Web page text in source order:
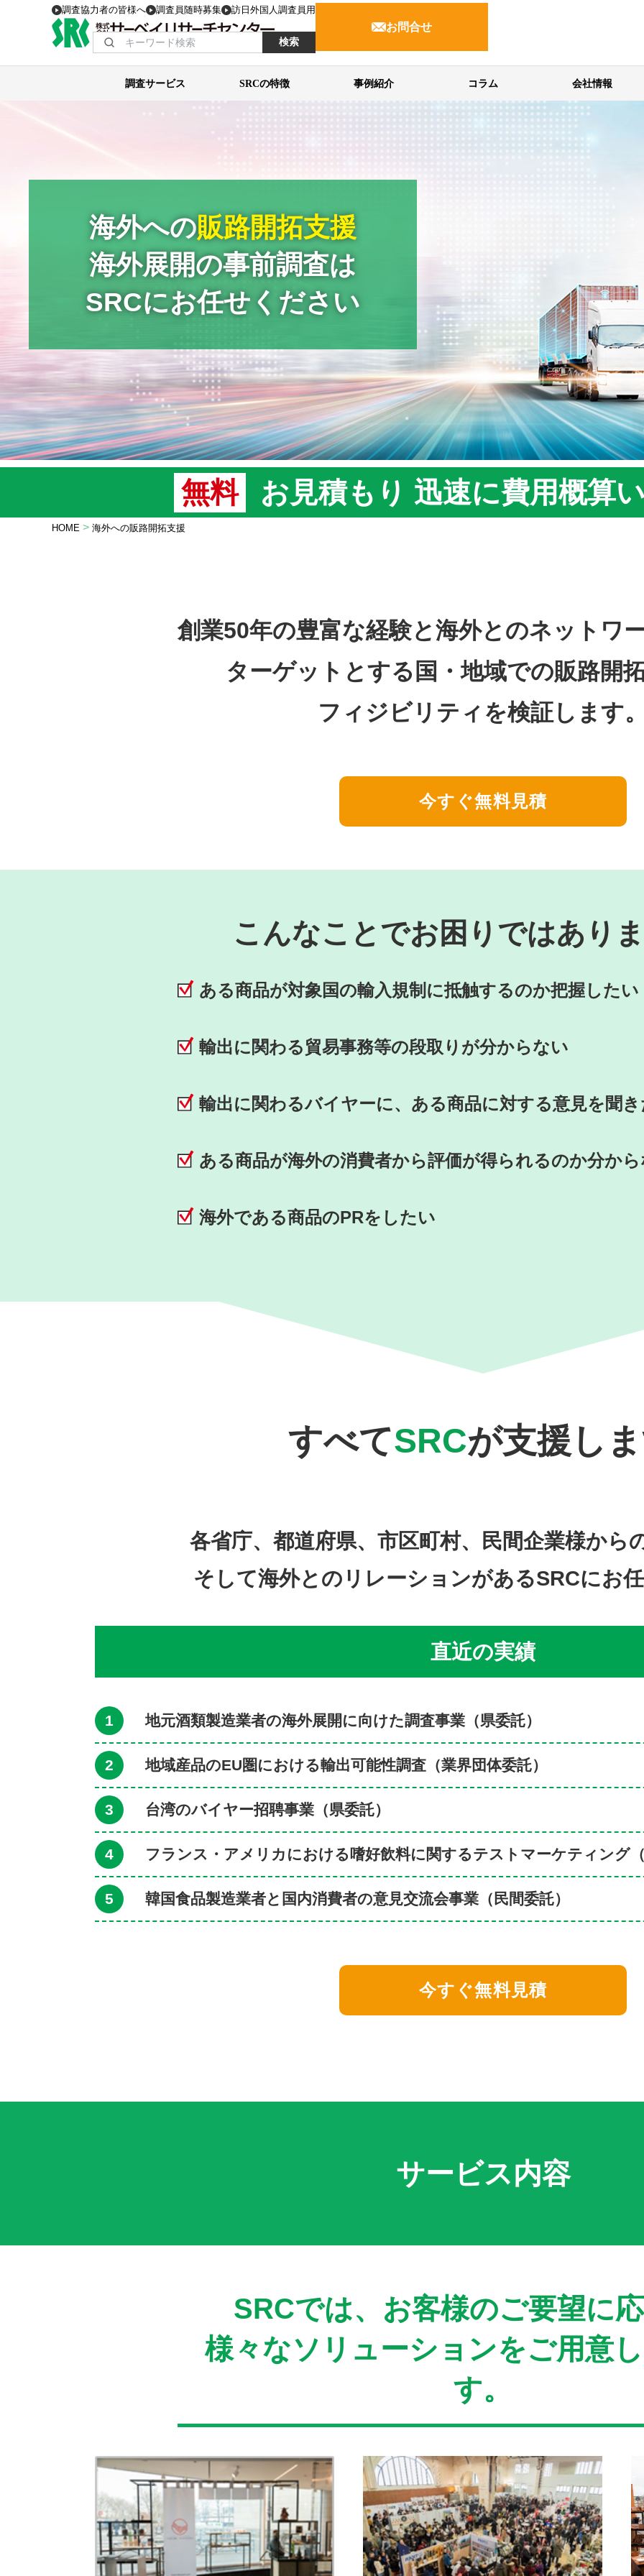
調査協力者の皆様へ 調査員随時募集 訪日外国人調査員用
検索
お問合せ
調査サービス SRCの特徴 事例紹介 コラム 会社情報
海外への販路開拓支援
海外展開の事前調査は
SRCにお任せください
無料 お見積もり 迅速に費用概算
HOME > 海外への販路開拓支援
創業50年の豊富な経験と海外とのネットワ
ターゲットとする国・地域での販路開
フィジビリティを検証します
今すぐ無料見積
こんなことでお困りではあり
ある商品が対象国の輸入規制に抵触するのか把握したい
輸出に関わる貿易事務等の段取りが分からない
輸出に関わるバイヤーに、ある商品に対する意見を聞
ある商品が海外の消費者から評価が得られるのか分か
海外である商品のPRをしたい
すべてSRCが支援し
各省庁、都道府県、市区町村、民間企業様から
そして海外とのリレーションがあるSRCにお
直近の実績
1 地元酒類製造業者の海外展開に向けた調査事業（県委託）
2 地域産品のEU圏における輸出可能性調査（業界団体委託）
3 台湾のバイヤー招聘事業（県委託）
4 フランス・アメリカにおける嗜好飲料に関するテストマーケティング
5 韓国食品製造業者と国内消費者の意見交流会事業（民間委託）
今すぐ無料見積
サービス内容
SRCでは、お客様のご要望に
様々なソリューションをご用意
す。